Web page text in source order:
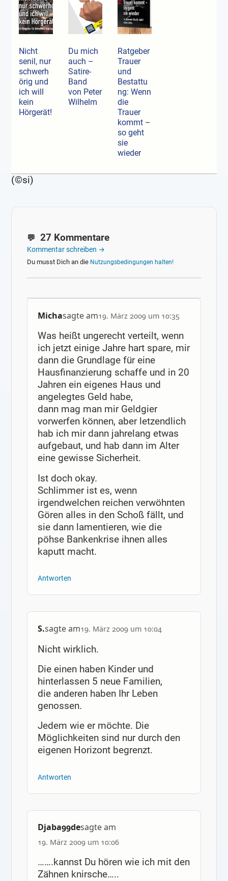
Nicht
senil, nur
schwerh
örig und
ich will
kein
Hörgerät!
Du mich
auch –
Satire-
Band
von Peter
Wilhelm
Ratgeber
Trauer
und
Bestattu
ng: Wenn
die
Trauer
kommt –
so geht
sie
wieder
(©si)
27 Kommentare
Kommentar schreiben →
Du musst Dich an die Nutzungsbedingungen halten!
Michasagte am19. März 2009 um 10:35
Was heißt ungerecht verteilt, wenn
ich jetzt einige Jahre hart spare, mir
dann die Grundlage für eine
Hausfinanzierung schaffe und in 20
Jahren ein eigenes Haus und
angelegtes Geld habe,
dann mag man mir Geldgier
vorwerfen können, aber letzendlich
hab ich mir dann jahrelang etwas
aufgebaut, und hab dann im Alter
eine gewisse Sicherheit.
Ist doch okay.
Schlimmer ist es, wenn
irgendwelchen reichen verwöhnten
Gören alles in den Schoß fällt, und
sie dann lamentieren, wie die
pöhse Bankenkrise ihnen alles
kaputt macht.
Antworten
S.sagte am19. März 2009 um 10:04
Nicht wirklich.
Die einen haben Kinder und
hinterlassen 5 neue Familien,
die anderen haben Ihr Leben
genossen.
Jedem wie er möchte. Die
Möglichkeiten sind nur durch den
eigenen Horizont begrenzt.
Antworten
Djaba99desagte am
19. März 2009 um 10:06
…….kannst Du hören wie ich mit den
Zähnen knirsche…..